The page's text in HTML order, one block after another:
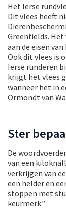
Het Ierse
Dit vlees heeft
Greenfields.
aan de eisen
Ook dit vlees is
Ierse runderen
krijgt het vlees
wanneer het in
Ormondt van
Ster
De
van een
verkrijgen van
een helder en
stoppen met
keurmerk.”